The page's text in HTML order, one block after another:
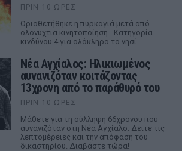
ΠΡΙΝ 10 ΏΡΕΣ
Οριοθετήθηκε η πυρκαγιά μετά από
ολονύχτια κινητοποίηση - Κατηγορία
κινδύνου 4 για ολόκληρο το νησί
Νέα Αγχίαλος: Ηλικιωμένος
αυνανιζόταν κοιτάζοντας
13χρονη από το παράθυρό του
ΠΡΙΝ 10 ΏΡΕΣ
Μάθετε για τη σύλληψη 66χρονου που
αυνανιζόταν στη Νέα Αγχίαλο. Δείτε τις
λεπτομέρειες και την απόφαση του
δικαστηρίου. Διαβάστε τώρα!